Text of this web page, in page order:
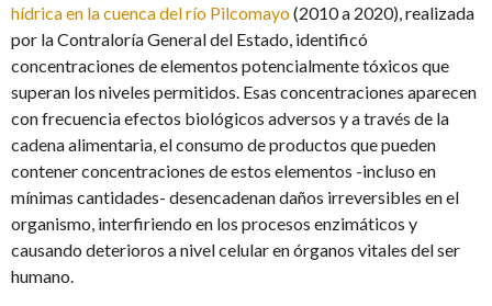
hídrica en la cuenca del río Pilcomayo(2010 a 2020), realizada
por la Contraloría General del Estado, identificó
concentraciones de elementos potencialmente tóxicos que
superan los niveles permitidos. Esas concentraciones aparecen
con frecuencia efectos biológicos adversos y a través de la
cadena alimentaria, el consumo de productos que pueden
contener concentraciones de estos elementos -incluso en
mínimas cantidades- desencadenan daños irreversibles en el
organismo, interfiriendo en los procesos enzimáticos y
causando deterioros a nivel celular en órganos vitales del ser
humano.